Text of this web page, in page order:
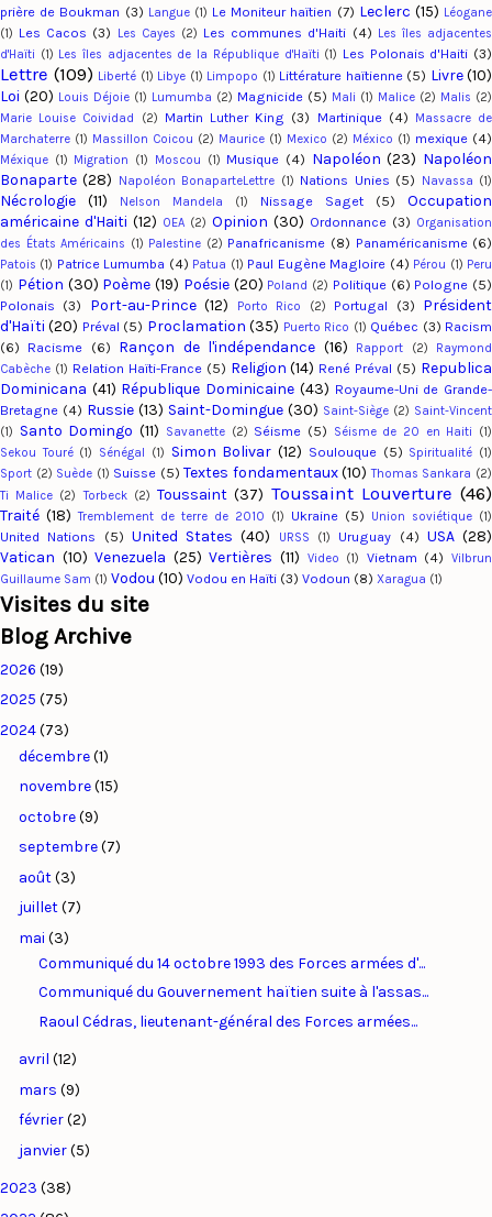
prière de Boukman (3) Langue (1) Le Moniteur haïtien (7) Leclerc (15) Léogane
(1) Les Cacos (3) Les Cayes (2) Les communes d'Haiti (4) Les îles adjacentes
d'Haïti (1) Les îles adjacentes de la République d'Haïti (1) Les Polonais d'Haiti (3)
Lettre (109) Liberté (1) Libye (1) Limpopo (1) Littérature haïtienne (5) Livre (10)
Loi (20) Louis Déjoie (1) Lumumba (2) Magnicide (5) Mali (1) Malice (2) Malis (2)
Marie Louise Coividad
(2) Martin Luther King (3) Martinique (4)
Massacre de
Marchaterre (1) Massillon Coicou (2) Maurice (1) Mexico (2) México (1) mexique (4)
Méxique (1) Migration (1) Moscou (1) Musique (4) Napoléon (23) Napoléon
Bonaparte (28) Napoléon BonaparteLettre (1) Nations Unies (5) Navassa (1)
Nécrologie (11) Nelson Mandela (1) Nissage Saget (5)
Occupation
américaine d'Haiti (12) OEA (2) Opinion (30) Ordonnance (3) Organisation
des États Américains (1) Palestine (2) Panafricanisme (8) Panaméricanisme (6)
Patois (1) Patrice Lumumba (4) Patua (1) Paul Eugène Magloire (4) Pérou (1) Peru
(1) Pétion (30) Poème (19) Poésie (20) Poland (2) Politique (6) Pologne (5)
Polonais (3) Port-au-Prince (12) Porto Rico (2) Portugal (3) Président
d'Haïti (20) Préval (5) Proclamation (35) Puerto Rico (1) Québec (3) Racism
(6) Racisme (6) Rançon de l'indépendance (16) Rapport (2)
Raymond
Cabèche (1) Relation Haïti-France (5) Religion (14) René Préval (5) Republica
Dominicana (41) République Dominicaine (43) Royaume-Uni de Grande-
Bretagne (4) Russie (13) Saint-Domingue (30) Saint-Siège (2) Saint-Vincent
(1)
Santo Domingo (11) Savanette (2) Séisme (5) Séisme de 20 en Haiti
(1)
Sekou Touré (1) Sénégal (1) Simon Bolivar (12) Soulouque (5) Spiritualité (1)
Sport (2) Suède (1) Suisse (5) Textes fondamentaux (10) Thomas Sankara (2)
Ti Malice (2) Torbeck (2) Toussaint (37) Toussaint Louverture (46)
Traité (18) Tremblement de terre de 2010 (1) Ukraine (5) Union soviétique (1)
United Nations (5) United States (40) URSS (1) Uruguay (4) USA (28)
Vatican (10) Venezuela (25) Vertières (11) Video (1) Vietnam (4)
Vilbrun
Guillaume Sam (1) Vodou (10) Vodou en Haïti (3) Vodoun (8) Xaragua (1)
Visites du site
Blog Archive
2026 (19)
2025 (75)
2024(73)
décembre(1)
novembre(15)
octobre(9)
septembre(7)
août(3)
juillet(7)
mai (3)
Communiqué du 14 octobre 1993 des Forces armées d'...
Communiqué du Gouvernement haïtien suite à l'assas...
Raoul Cédras, lieutenant-général des Forces armées...
avril (12)
mars (9)
février(2)
janvier(5)
2023 (38)